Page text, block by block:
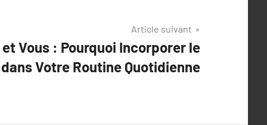
Article suivant
et Vous : Pourquoi Incorporer le
Votre Routine Quotidienne